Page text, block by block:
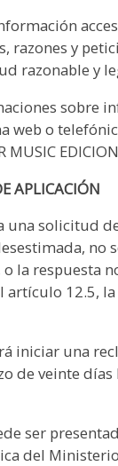
razones y
razonable y
sobre
web o
APLICACIÓN
una solicitud
no
la respuesta
artículo 12.5,
iniciar una
de veinte
ser
del